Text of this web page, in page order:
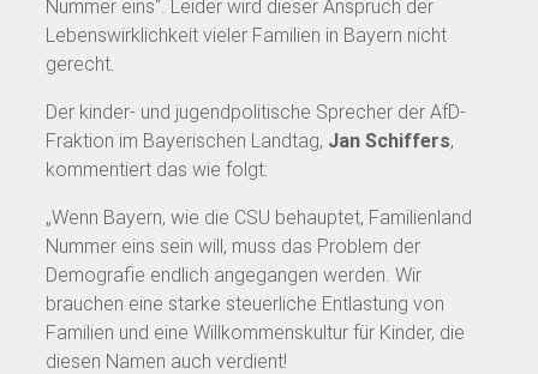
Nummer eins“. Leider wird dieser Anspruch der
Lebenswirklichkeit vieler Familien in Bayern nicht
gerecht.
Der kinder- und jugendpolitische Sprecher der AfD-
Fraktion im Bayerischen Landtag, Jan Schiffers,
kommentiert das wie folgt:
„Wenn Bayern, wie die CSU behauptet, Familienland
Nummer eins sein will, muss das Problem der
Demografie endlich angegangen werden. Wir
brauchen eine starke steuerliche Entlastung von
Familien und eine Willkommenskultur für Kinder, die
diesen Namen auch verdient!